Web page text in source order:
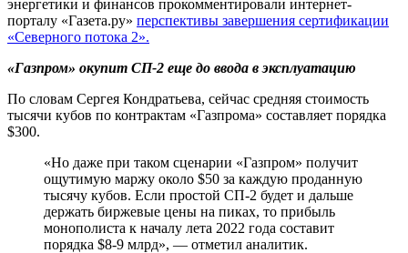
энергетики и финансов прокомментировали интернет-
порталу «Газета.ру» перспективы завершения сертификации
«Северного потока 2».
«Газпром» окупит СП-2 еще до ввода в эксплуатацию
По словам Сергея Кондратьева, сейчас средняя стоимость
тысячи кубов по контрактам «Газпрома» составляет порядка
$300.
«Но даже при таком сценарии «Газпром» получит
ощутимую маржу около $50 за каждую проданную
тысячу кубов. Если простой СП-2 будет и дальше
держать биржевые цены на пиках, то прибыль
монополиста к началу лета 2022 года составит
порядка $8-9 млрд», — отметил аналитик.